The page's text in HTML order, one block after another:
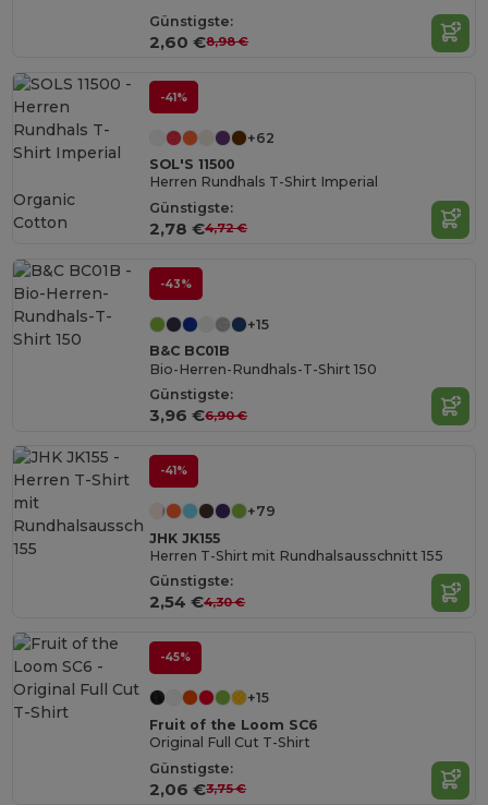
Günstigste:
2,60 €8,98 €
-41%
+62
SOL'S 11500
Herren Rundhals T-Shirt Imperial
Günstigste:
2,78 €4,72 €
Organic
Cotton
-43%
+15
B&C BC01B
Bio-Herren-Rundhals-T-Shirt 150
Günstigste:
3,96 €6,90 €
-41%
+79
JHK JK155
Herren T-Shirt mit Rundhalsausschnitt 155
Günstigste:
2,54 €4,30 €
-45%
+15
Fruit of the Loom SC6
Original Full Cut T-Shirt
Günstigste:
2,06 €3,75 €